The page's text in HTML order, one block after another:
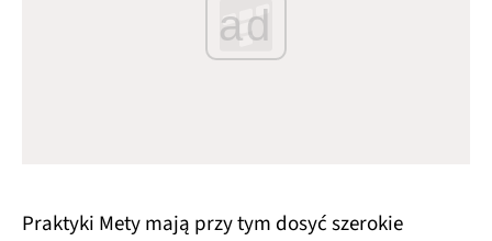
ad
Praktyki Mety mają przy tym dosyć szerokie